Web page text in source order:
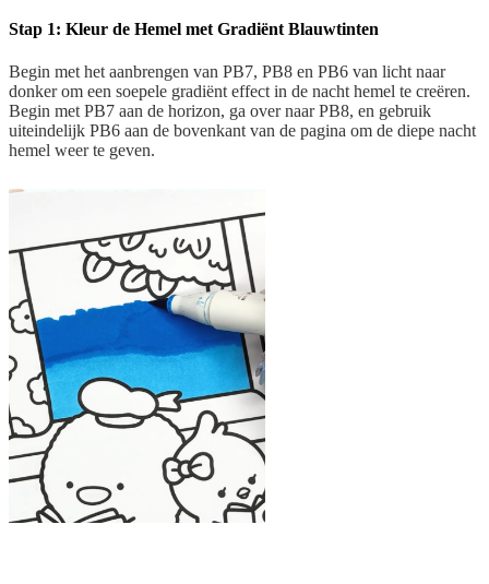
Stap 1: Kleur de Hemel met Gradiënt Blauwtinten
Begin met het aanbrengen van PB7, PB8 en PB6 van licht naar
donker om een soepele gradiënt effect in de nacht hemel te creëren.
Begin met PB7 aan de horizon, ga over naar PB8, en gebruik
uiteindelijk PB6 aan de bovenkant van de pagina om de diepe nacht
hemel weer te geven.